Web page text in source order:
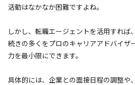
活動はなかなか困難ですよね。
しかし、転職エージェントを活用すれば
続きの多くをプロのキャリアアドバイザ
力を最小限にできます。
具体的には、企業との面接日程の調整や